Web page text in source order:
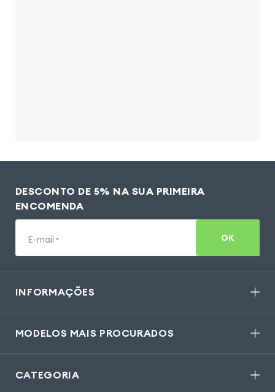
DESCONTO DE 5% NA SUA PRIMEIRA
ENCOMENDA
E-mail * OK
INFORMAÇÕES
MODELOS MAIS PROCURADOS
CATEGORIA